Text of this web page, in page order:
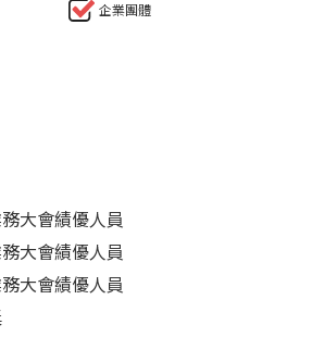
企業團體
大會績優人員
大會績優人員
大會績優人員